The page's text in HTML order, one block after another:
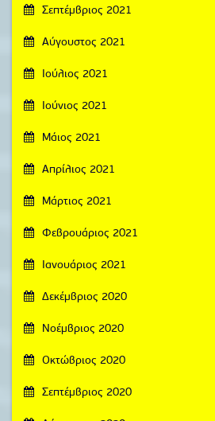
Σεπτέμβριος 2021
Αύγουστος 2021
Ιούλιος 2021
Ιούνιος 2021
Μάιος 2021
Απρίλιος 2021
Μάρτιος 2021
Φεβρουάριος 2021
Ιανουάριος 2021
Δεκέμβριος 2020
Νοέμβριος 2020
Οκτώβριος 2020
Σεπτέμβριος 2020